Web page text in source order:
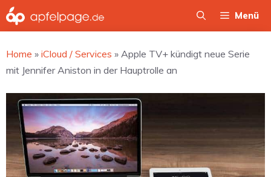
Zum
Inhalt
Menü
Home » iCloud / Services » Apple TV+ kündigt neue Serie
mit Jennifer Aniston in der Hauptrolle an